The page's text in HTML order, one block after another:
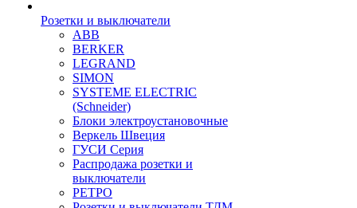
Розетки и выключатели
ABB
BERKER
LEGRAND
SIMON
SYSTEME ELECTRIC
(Schneider)
Блоки электроустановочные
Веркель Швеция
ГУСИ Серия
Распродажа розетки и
выключатели
РЕТРО